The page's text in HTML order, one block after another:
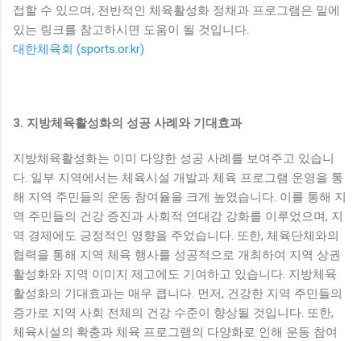
접할 수 있으며, 전반적인 체육활성화 정채과 프로그램은 밑에
있는 링크를 참고하시면 도움이 될 것입니다.
대한체육회 (sports.or.kr)
3. 지방체육활성화의 성공 사례와 기대효과
지방체육활성화는 이미 다양한 성공 사례를 보여주고 있습니
다. 일부 지역에서는 체육시설 개발과 체육 프로그램 운영을 통
해 지역 주민들의 운동 참여율을 크게 높였습니다. 이를 통해 지
역 주민들의 건강 증진과 사회적 연대감 강화를 이루었으며, 지
역 경제에도 긍정적인 영향을 주었습니다. 또한, 체육단체와의
협력을 통해 지역 체육 행사를 성공적으로 개최하여 지역 상권
활성화와 지역 이미지 제고에도 기여하고 있습니다. 지방체육
활성화의 기대효과는 매우 큽니다. 먼저, 건강한 지역 주민들의
증가로 지역 사회 전체의 건강 수준이 향상될 것입니다. 또한,
체육시설의 확충과 체육 프로그램의 다양화로 인해 운동 참여